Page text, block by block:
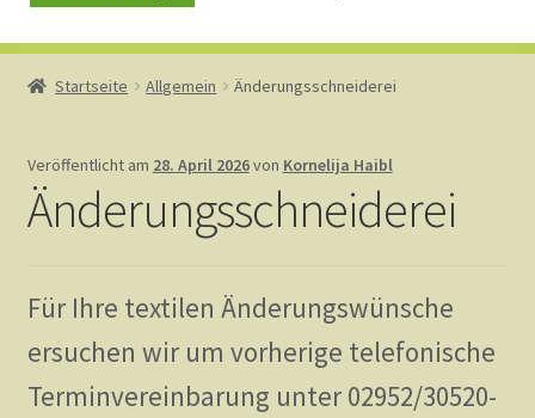
AGB
Anfahrt und Kontakt
Startseite Allgemein Änderungsschneiderei
Veröffentlicht am 28. April 2026von Kornelija Haibl
Änderungsschneiderei
Für Ihre textilen Änderungswünsche
ersuchen wir um vorherige telefonische
Terminvereinbarung unter 02952/30520-